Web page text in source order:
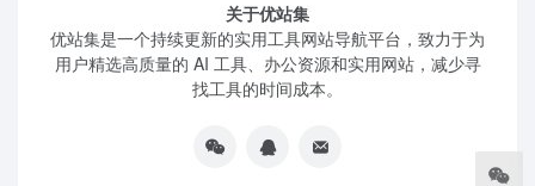
关于优站集
优站集是一个持续更新的实用工具网站导航平台，致力于为
用户精选高质量的 AI 工具、办公资源和实用网站，减少寻
找工具的时间成本。